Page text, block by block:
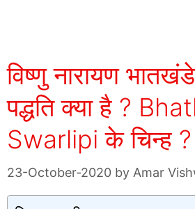
विष्णु नारायण
पद्धति क्या है ?
Swarlipi के चिन्ह ?
23-October-2020 by Amar